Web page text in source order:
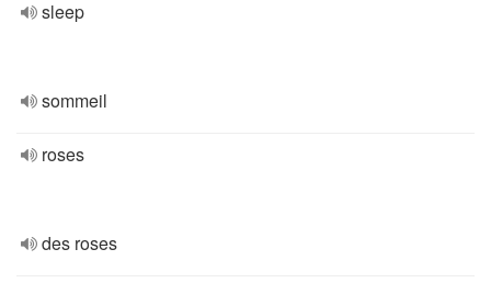
sleep
sommeil
roses
des roses